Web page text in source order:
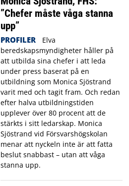
”Chefer måste våga stanna
upp”
PROFILER
Elva
beredskapsmyndigheter håller på
att utbilda sina chefer i att leda
under press baserat på en
utbildning som Monica Sjöstrand
varit med och tagit fram. Och redan
efter halva utbildningstiden
upplever över 80 procent att de
stärkts i sitt ledarskap. Monica
Sjöstrand vid Försvarshögskolan
menar att nyckeln inte är att fatta
beslut snabbast – utan att våga
stanna upp.